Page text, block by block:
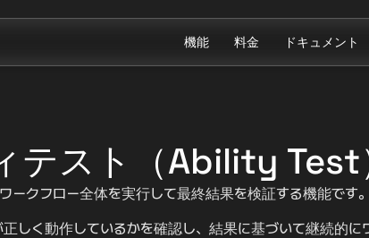
テスト（Ability Test
クフロー全体を実行して最終結果を検証する機能です。
しく動作しているかを確認し、結果に基づいて継続的に
機能 料金 ドキュメント